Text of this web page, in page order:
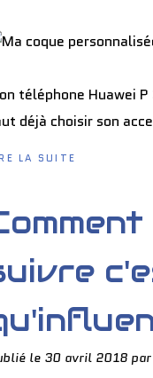
téléphone Huawei
déjà choisir son
LA SUITE
le 30 avril 2018